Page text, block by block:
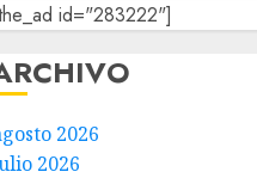
id="283222"]
2026
2026